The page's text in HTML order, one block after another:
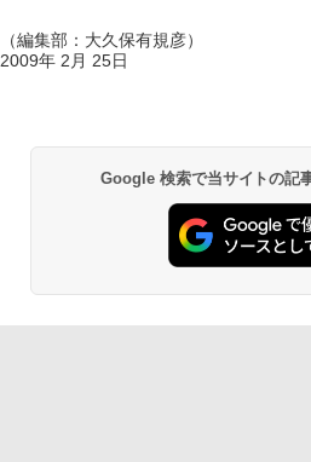
（編集部：大久保有規彦）
2009年 2月 25日
Google 検索で当サイトの記